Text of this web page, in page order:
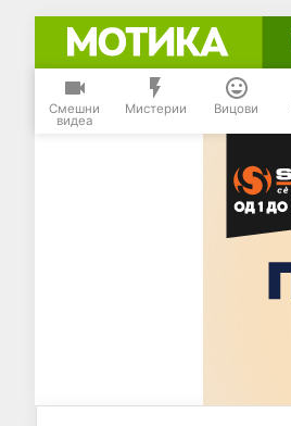
Смешни
видеа
Мистерии Вицови